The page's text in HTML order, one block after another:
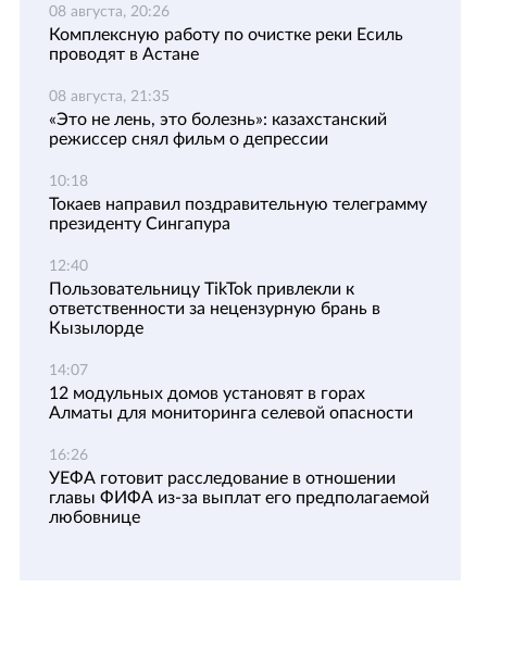
08 августа, 20:26
Комплексную работу по очистке реки Есиль
проводят в Астане
08 августа, 21:35
«Это не лень, это болезнь»: казахстанский
режиссер снял фильм о депрессии
10:18
Токаев направил поздравительную телеграмму
президенту Сингапура
12:40
Пользовательницу TikTok привлекли к
ответственности за нецензурную брань в
Кызылорде
14:07
12 модульных домов установят в горах
Алматы для мониторинга селевой опасности
16:26
УЕФА готовит расследование в отношении
главы ФИФА из-за выплат его предполагаемой
любовнице